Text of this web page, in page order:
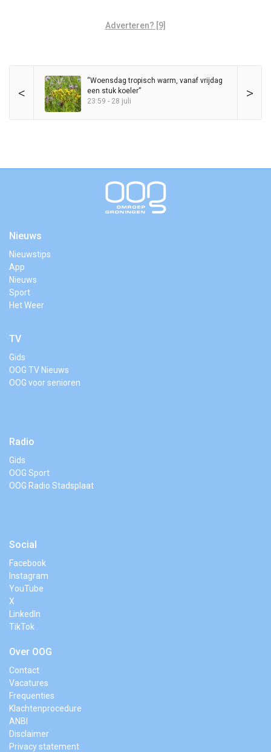
Adverteren? [9]
< >
“Woensdag tropisch warm, vanaf vrijdag
een stuk koeler”
23:59 - 28 juli
Nieuws
Nieuwstips
App
Nieuws
Sport
Het Weer
TV
Gids
OOG TV Nieuws
OOG voor senioren
Radio
Gids
OOG Sport
OOG Radio Stadsplaat
Social
Facebook
Instagram
YouTube
X
LinkedIn
TikTok
Over OOG
Contact
Vacatures
Frequenties
Klachtenprocedure
ANBI
Disclaimer
Privacy statement